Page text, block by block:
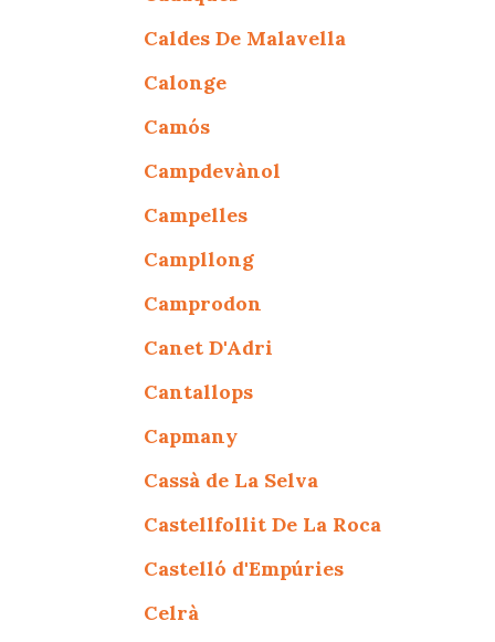
Caldes De Malavella
Calonge
Camós
Campdevànol
Campelles
Campllong
Camprodon
Canet D'Adri
Cantallops
Capmany
Cassà de La Selva
Castellfollit De La Roca
Castelló d'Empúries
Celrà